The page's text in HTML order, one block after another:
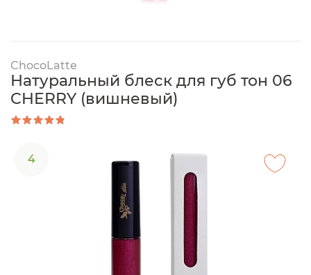
ChocoLatte
Натуральный блеск для губ тон 06
CHERRY (вишневый)
4